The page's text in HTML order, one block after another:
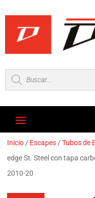
Búsqueda
de
productos
Inicio / Escapes /Tubos de
edge St. Steel con tapa
2010-20